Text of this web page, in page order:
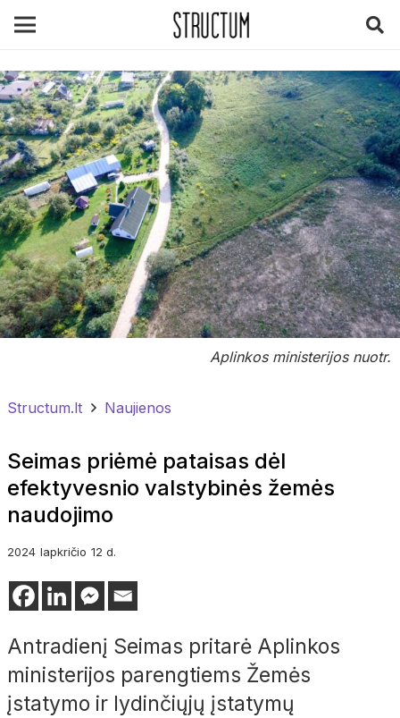
Aplinkos ministerijos nuotr.
Structum.lt Naujienos
Seimas priėmė pataisas dėl
efektyvesnio valstybinės žemės
naudojimo
2024 lapkričio 12 d.
Antradienį Seimas pritarė Aplinkos
ministerijos parengtiems Žemės
įstatymo ir lydinčiųjų įstatymų